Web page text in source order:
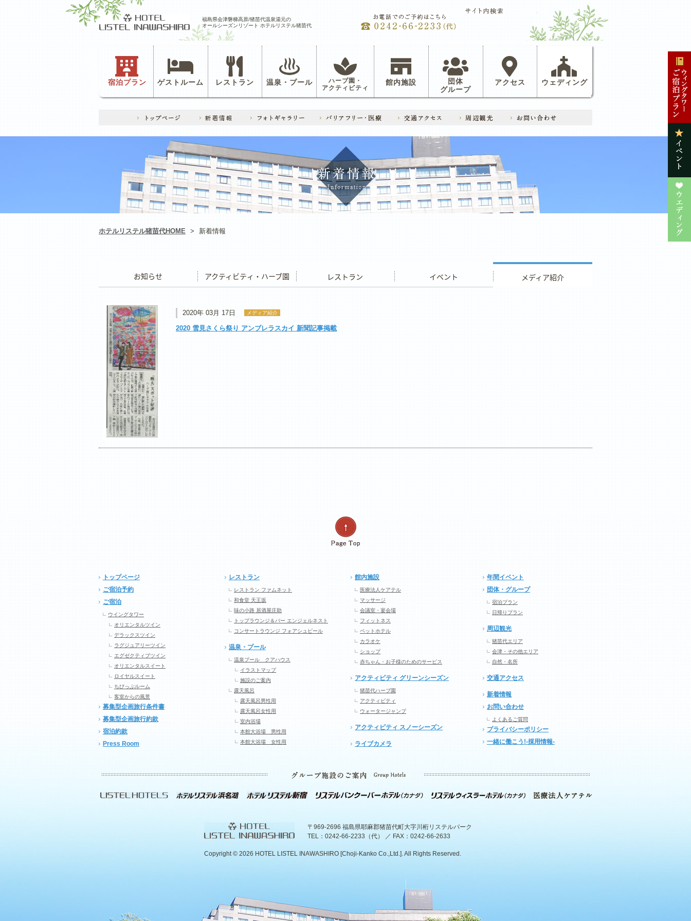
福島県会津磐梯高原/猪苗代温泉湯元の
オールシーズンリゾート ホテルリステル猪苗代
宿泊プラン ゲストルーム レストラン 温泉・プール ハーブ園・
アクティビティ
館内施設
団体
グループ
アクセス ウェディング
ホテルリステル猪苗代HOME > 新着情報
2020年 03月 17日 メディア紹介
2020 雪見さくら祭り アンブレラスカイ 新聞記事掲載
トップページ
ご宿泊予約
ご宿泊
ウイングタワー
オリエンタルツイン
デラックスツイン
ラグジュアリーツイン
エグゼクティブツイン
オリエンタルスイート
ロイヤルスイート
ちびっぷルーム
客室からの風景
募集型企画旅行条件書
募集型企画旅行約款
宿泊約款
Press Room
レストラン
レストラン ファムネット
和食堂 天王坂
味の小路 居酒屋庄助
トップラウンジ＆バー エンジェルネスト
コンサートラウンジ フォアシュピール
温泉・プール
温泉プール クアハウス
イラストマップ
施設のご案内
露天風呂
露天風呂男性用
露天風呂女性用
室内浴場
本館大浴場 男性用
本館大浴場 女性用
館内施設
医療法人ケアテル
マッサージ
会議室・宴会場
フィットネス
ペットホテル
カラオケ
ショップ
赤ちゃん・お子様のためのサービス
アクティビティ グリーンシーズン
猪苗代ハーブ園
アクティビティ
ウォータージャンプ
アクティビティ スノーシーズン
ライブカメラ
年間イベント
団体・グループ
宿泊プラン
日帰りプラン
周辺観光
猪苗代エリア
会津・その他エリア
自然・名所
交通アクセス
新着情報
お問い合わせ
よくあるご質問
プライバシーポリシー
一緒に働こう!-採用情報-
〒969-2696 福島県耶麻郡猪苗代町大字川桁リステルパーク
TEL：0242-66-2233（代） ／ FAX：0242-66-2633
Copyright © 2026 HOTEL LISTEL INAWASHIRO [Choji-Kanko Co.,Ltd.]. All Rights Reserved.